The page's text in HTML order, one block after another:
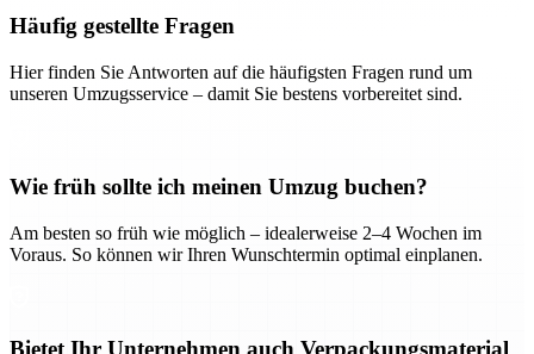
Häufig gestellte Fragen
Hier finden Sie Antworten auf die häufigsten Fragen rund um
unseren Umzugsservice – damit Sie bestens vorbereitet sind.
Wie früh sollte ich meinen Umzug buchen?
Am besten so früh wie möglich – idealerweise 2–4 Wochen im
Voraus. So können wir Ihren Wunschtermin optimal einplanen.
Bietet Ihr Unternehmen auch Verpackungsmaterial